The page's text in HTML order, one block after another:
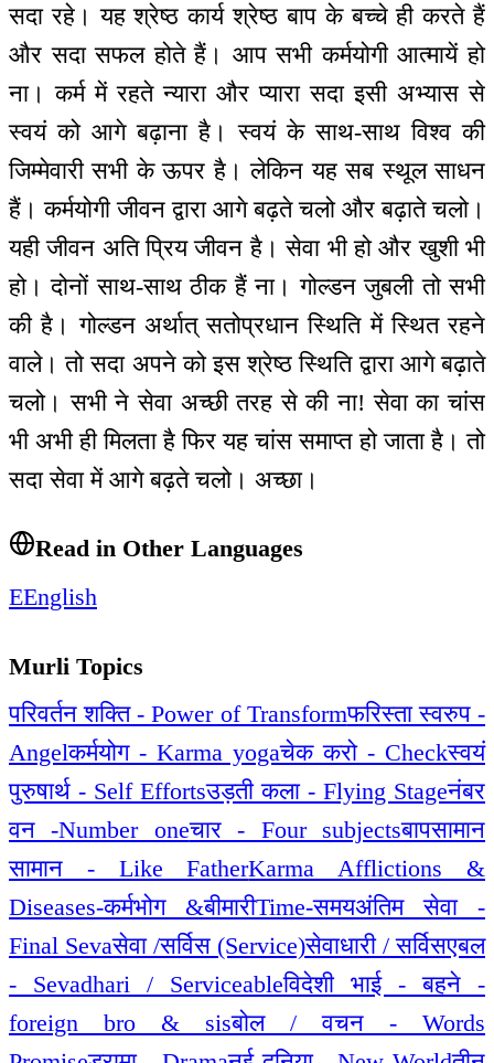
सदा रहे। यह श्रेष्ठ कार्य श्रेष्ठ बाप के बच्चे ही करते हैं
और सदा सफल होते हैं। आप सभी कर्मयोगी आत्मायें हो
ना। कर्म में रहते न्यारा और प्यारा सदा इसी अभ्यास से
स्वयं को आगे बढ़ाना है। स्वयं के साथ-साथ विश्व की
जिम्मेवारी सभी के ऊपर है। लेकिन यह सब स्थूल साधन
हैं। कर्मयोगी जीवन द्वारा आगे बढ़ते चलो और बढ़ाते चलो।
यही जीवन अति प्रिय जीवन है। सेवा भी हो और खुशी भी
हो। दोनों साथ-साथ ठीक हैं ना। गोल्डन जुबली तो सभी
की है। गोल्डन अर्थात् सतोप्रधान स्थिति में स्थित रहने
वाले। तो सदा अपने को इस श्रेष्ठ स्थिति द्वारा आगे बढ़ाते
चलो। सभी ने सेवा अच्छी तरह से की ना! सेवा का चांस
भी अभी ही मिलता है फिर यह चांस समाप्त हो जाता है। तो
सदा सेवा में आगे बढ़ते चलो। अच्छा।
Read in Other Languages
EEnglish
Murli Topics
परिवर्तन शक्ति - Power of Transformफरिस्ता स्वरुप -
Angelकर्मयोग - Karma yogaचेक करो - Checkस्वयं
पुरुषार्थ - Self Effortsउड़ती कला - Flying Stageनंबर
वन -Number oneचार - Four subjectsबापसामान
सामान - Like FatherKarma Afflictions &
Diseases-कर्मभोग &बीमारीTime-समयअंतिम सेवा -
Final Sevaसेवा /सर्विस (Service)सेवाधारी / सर्विसएबल
- Sevadhari / Serviceableविदेशी भाई - बहने -
foreign bro & sisबोल / वचन - Words